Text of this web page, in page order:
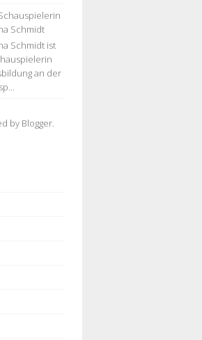
Schmidt
Schmidt ist
an der
by Blogger.